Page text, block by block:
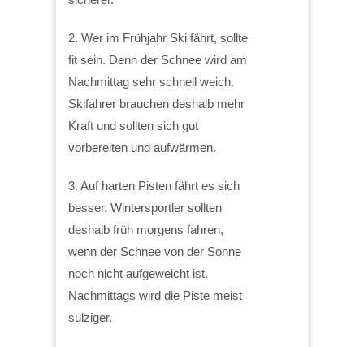
2. Wer im Frühjahr Ski fährt, sollte
fit sein. Denn der Schnee wird am
Nachmittag sehr schnell weich.
Skifahrer brauchen deshalb mehr
Kraft und sollten sich gut
vorbereiten und aufwärmen.
3. Auf harten Pisten fährt es sich
besser. Wintersportler sollten
deshalb früh morgens fahren,
wenn der Schnee von der Sonne
noch nicht aufgeweicht ist.
Nachmittags wird die Piste meist
sulziger.